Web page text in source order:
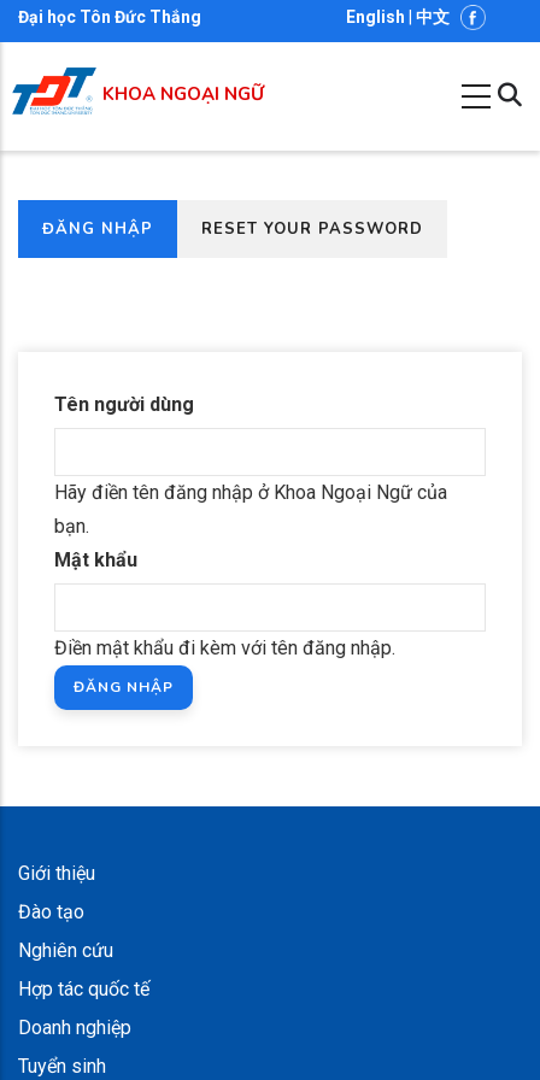
Nhảy
đến
nội
dung
Đại học Tôn Đức Thắng English 中文
KHOA NGOẠI NGỮ
Primary
ĐĂNG NHẬP RESET YOUR PASSWORD
Tên người dùng
Hãy điền tên đăng nhập ở Khoa Ngoại Ngữ của
bạn.
Mật khẩu
Điền mật khẩu đi kèm với tên đăng nhập.
Giới thiệu
Đào tạo
Nghiên cứu
Hợp tác quốc tế
Doanh nghiệp
Tuyển sinh